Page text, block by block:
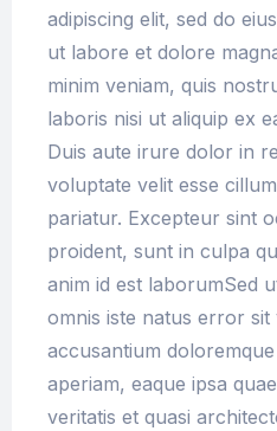
adipiscing elit, sed do
ut labore et dolore
minim veniam, quis
laboris nisi ut aliquip ex
Duis aute irure dolor in
voluptate velit esse
pariatur. Excepteur sint
proident, sunt in culpa
anim id est laborumSed
omnis iste natus error sit
accusantium
aperiam, eaque ipsa
veritatis et quasi